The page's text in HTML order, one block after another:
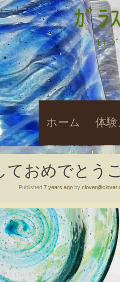
ｶﾞﾗ
ﾋｭｰｼ
Skip
content
ホーム 体
ておめでとう
Published 7 years ago by